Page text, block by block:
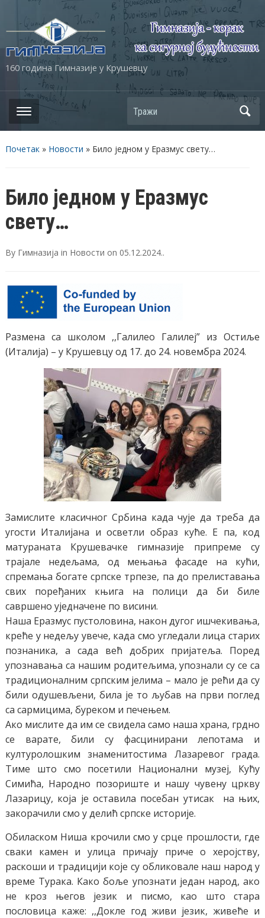
160 година Гимназије у Крушевцу
Почетак» Новости » Било једном у Еразмус свету…
Било једном у Еразмус
свету…
By Гимназија in Новости on 05.12.2024..
Размена са школом ,,Галилео Галилеј” из Остиље
(Италија) – у Крушевцу од 17. до 24. новембра 2024.
Замислите класичног Србина када чује да треба да
угости Италијана и осветли образ куће. Е па, код
матураната Крушевачке гимназије припреме су
трајале недељама, од мењања фасаде на кући,
спремања богате српске трпезе, па до прелиставања
свих поређаних књига на полици да би биле
савршено уједначене по висини.
Наша Еразмус пустоловина, након дугог ишчекивања,
креће у недељу увече, када смо угледали лица старих
познаника, а сада већ добрих пријатеља. Поред
упознавања са нашим родитељима, упознали су се са
традиционалним српским јелима – мало је рећи да су
били одушевљени, била је то љубав на први поглед
са сармицима, буреком и печењем.
Ако мислите да им се свидела само наша храна, грдно
се варате, били су фасцинирани лепотама и
културолошким знаменитостима Лазаревог града.
Тиме што смо посетили Национални музеј, Кућу
Симића, Народно позориште и нашу чувену цркву
Лазарицу, која је оставила посебан утисак на њих,
закорачили смо у делић српске историје.
Обиласком Ниша крочили смо у срце прошлости, где
сваки камен и улица причају приче о херојству,
раскоши и традицији које су обликовале наш народ у
време Турака. Како боље упознати један народ, ако
не кроз његов језик и писмо, као што стара
пословица каже: ,,Докле год живи језик, живеће и